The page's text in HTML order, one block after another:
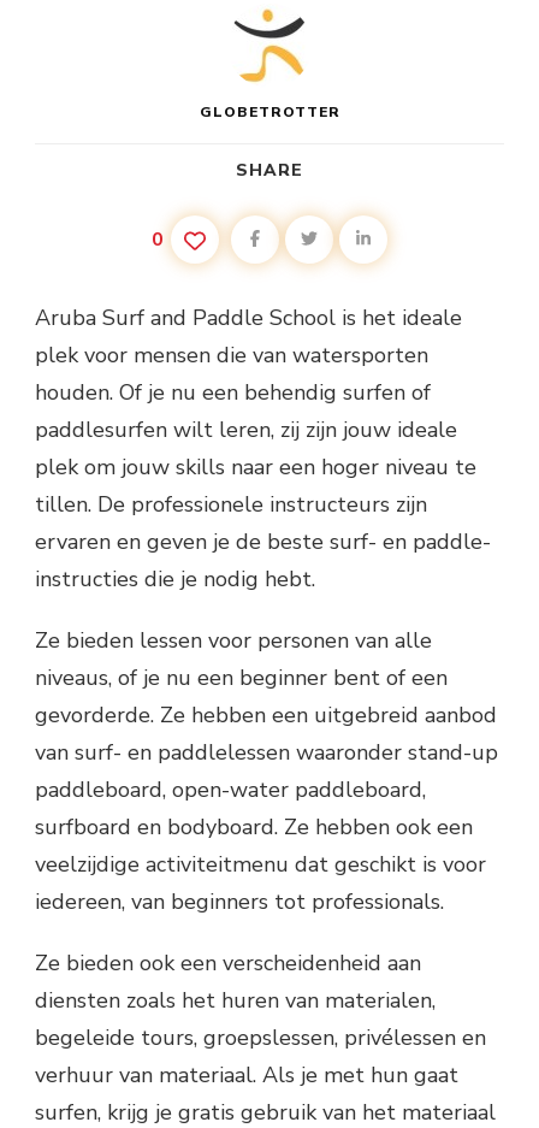
GLOBETROTTER
SHARE
0
Aruba Surf and Paddle School is het ideale
plek voor mensen die van watersporten
houden. Of je nu een behendig surfen of
paddlesurfen wilt leren, zij zijn jouw ideale
plek om jouw skills naar een hoger niveau te
tillen. De professionele instructeurs zijn
ervaren en geven je de beste surf- en paddle-
instructies die je nodig hebt.
Ze bieden lessen voor personen van alle
niveaus, of je nu een beginner bent of een
gevorderde. Ze hebben een uitgebreid aanbod
van surf- en paddlelessen waaronder stand-up
paddleboard, open-water paddleboard,
surfboard en bodyboard. Ze hebben ook een
veelzijdige activiteitmenu dat geschikt is voor
iedereen, van beginners tot professionals.
Ze bieden ook een verscheidenheid aan
diensten zoals het huren van materialen,
begeleide tours, groepslessen, privélessen en
verhuur van materiaal. Als je met hun gaat
surfen, krijg je gratis gebruik van het materiaal